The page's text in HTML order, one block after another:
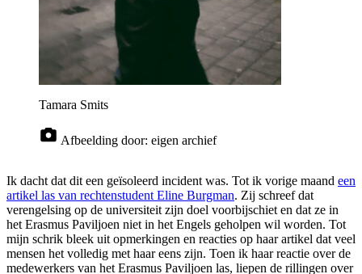
Tamara Smits
Afbeelding door: eigen archief
Ik dacht dat dit een geïsoleerd incident was. Tot ik vorige maand een
artikel las van rechtenstudent Eline Burgman. Zij schreef dat
verengelsing op de universiteit zijn doel voorbijschiet en dat ze in
het Erasmus Paviljoen niet in het Engels geholpen wil worden. Tot
mijn schrik bleek uit opmerkingen en reacties op haar artikel dat veel
mensen het volledig met haar eens zijn. Toen ik haar reactie over de
medewerkers van het Erasmus Paviljoen las, liepen de rillingen over